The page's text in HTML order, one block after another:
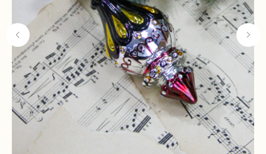
Связаться с нами
+7 (909) 590-34-34
tvoya-elochcka@yandex.ru
Акции и скидки
Каталог
Покупателям
О нас
Навигация